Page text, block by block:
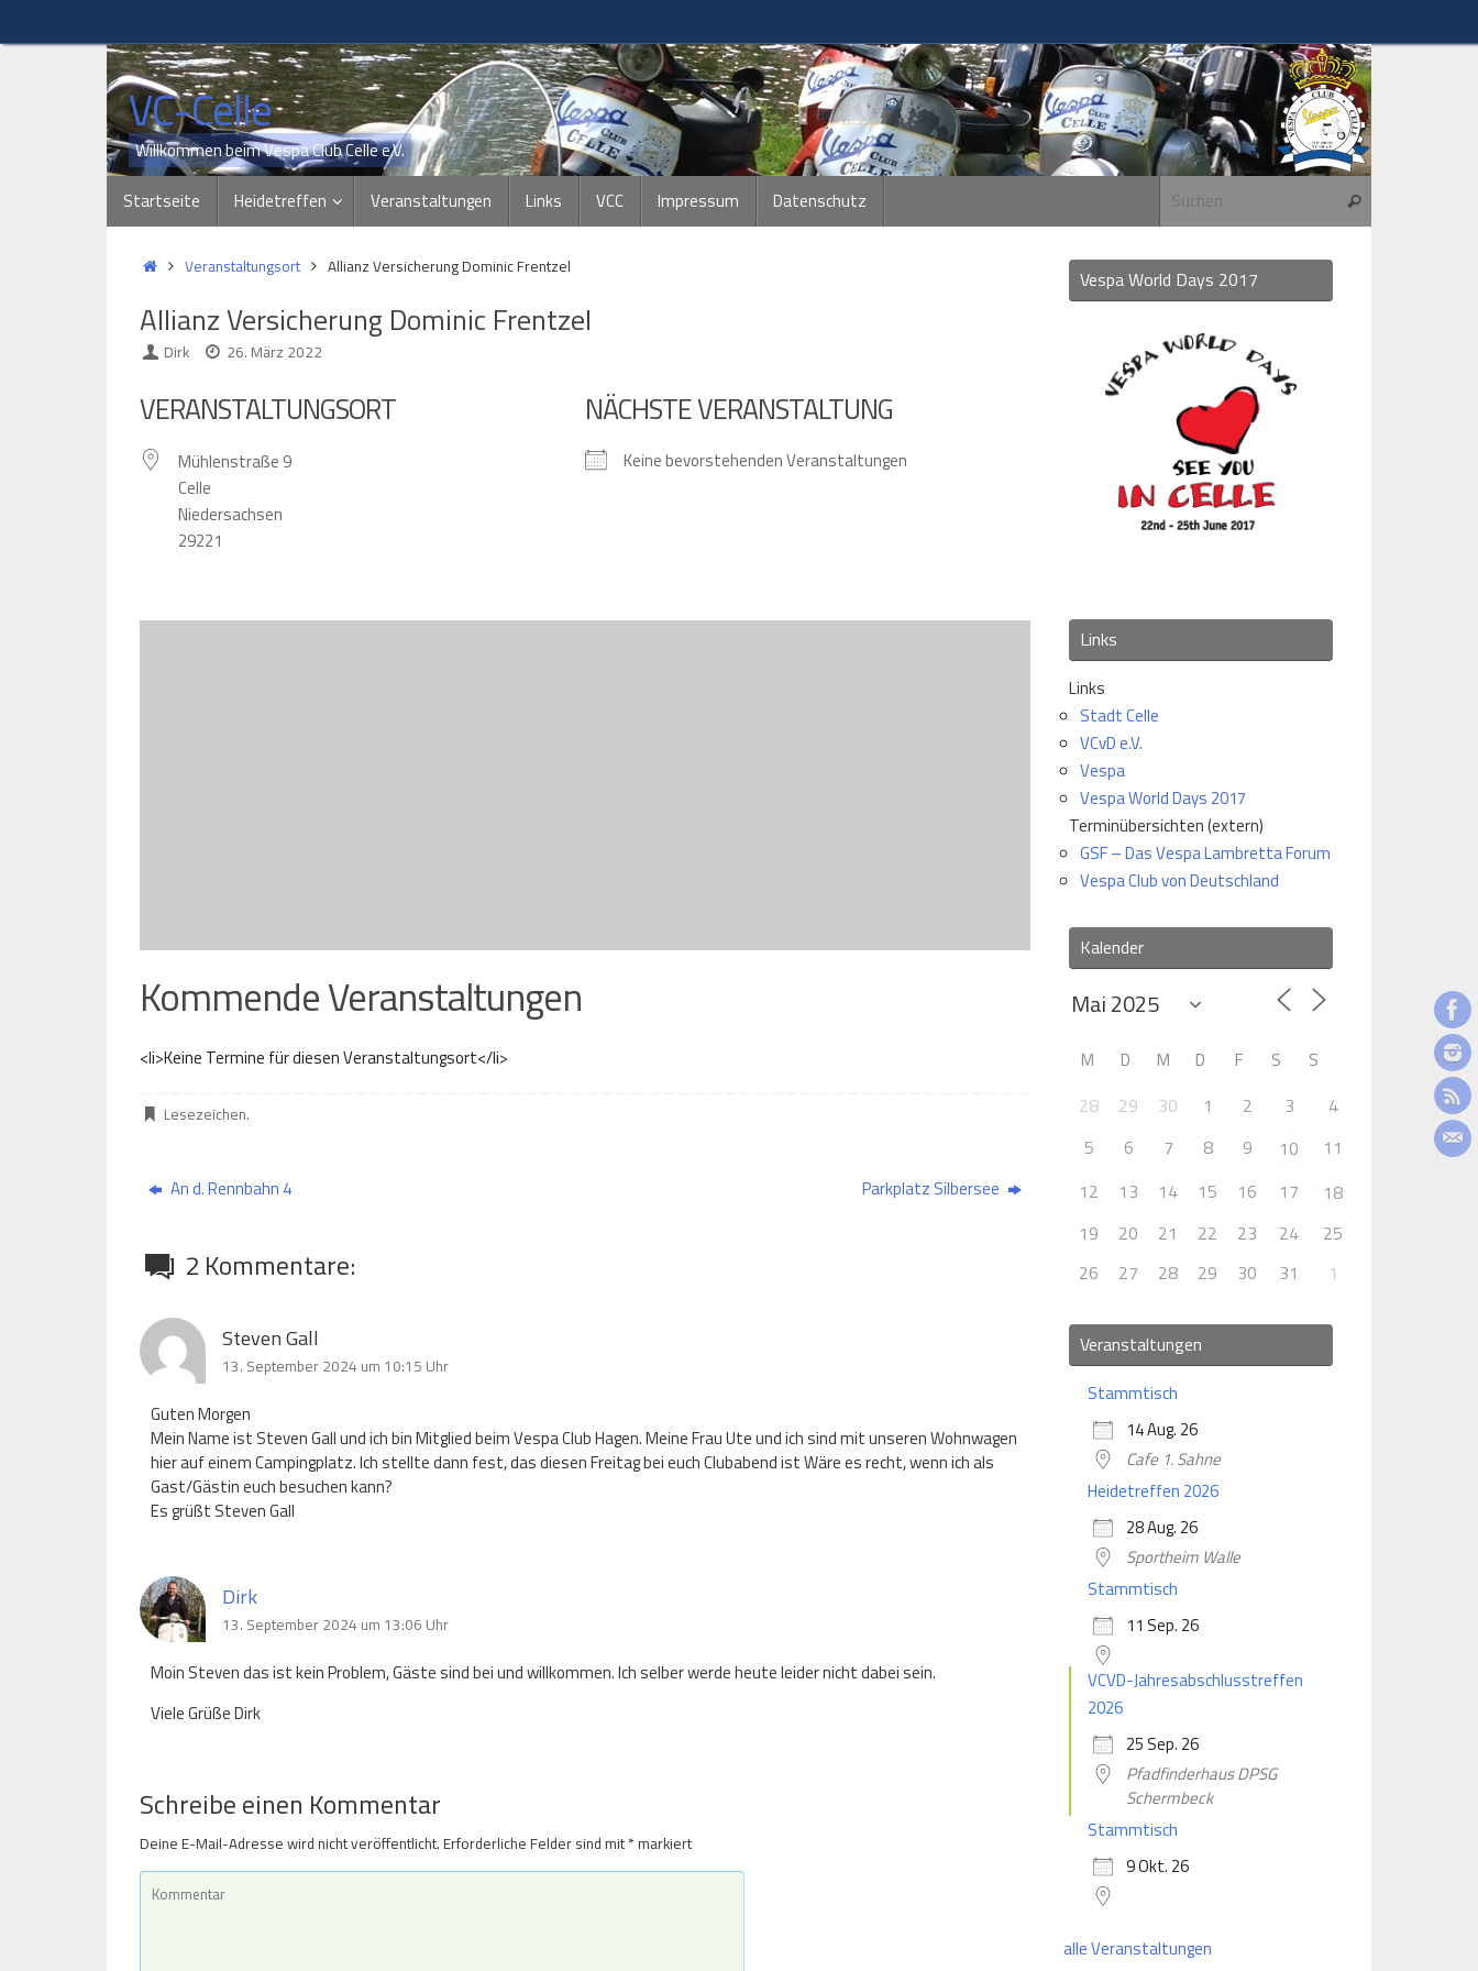
Inhalt
VC-Celle
Willkommen beim Vespa Club Celle e.V.
Inhalt
springen
Startseite Heidetreffen Veranstaltungen Links VCC Impressum Datenschutz Suchen
StartVeranstaltungsort Allianz Versicherung Dominic Frentzel
Allianz Versicherung Dominic Frentzel
Dirk 26. März 2022
VERANSTALTUNGSORT
Mühlenstraße 9
Celle
Niedersachsen
29221
NÄCHSTE VERANSTALTUNG
Keine bevorstehenden Veranstaltungen
Kommende Veranstaltungen
<li>Keine Termine für diesen Veranstaltungsort</li>
Lesezeichen.
An d. Rennbahn 4 Parkplatz Silbersee
2 Kommentare:
Steven Gall
13. September 2024 um 10:15 Uhr
Guten Morgen
Mein Name ist Steven Gall und ich bin Mitglied beim Vespa Club Hagen. Meine Frau Ute und ich sind mit unseren Wohnwagen
hier auf einem Campingplatz. Ich stellte dann fest, das diesen Freitag bei euch Clubabend ist Wäre es recht, wenn ich als
Gast/Gästin euch besuchen kann?
Es grüßt Steven Gall
Dirk
13. September 2024 um 13:06 Uhr
Moin Steven das ist kein Problem, Gäste sind bei und willkommen. Ich selber werde heute leider nicht dabei sein.
Viele Grüße Dirk
Schreibe einen Kommentar
Deine E-Mail-Adresse wird nicht veröffentlicht. Erforderliche Felder sind mit* markiert
Vespa World Days 2017
Links
Links
Stadt Celle
VCvD e.V.
Vespa
Vespa World Days 2017
Terminübersichten (extern)
GSF – Das Vespa Lambretta Forum
Vespa Club von Deutschland
Kalender
M D M D F S S
28 29 30 1 2 3
4
5
6 7 8 9 10
11
12
13 14 15 16 17
18
19
20 21 22 23 24
25
26
27 28 29 30 31 1
Veranstaltungen
Stammtisch
14 Aug. 26
Cafe 1. Sahne
Heidetreffen 2026
28 Aug. 26
Sportheim Walle
Stammtisch
11 Sep. 26
VCVD-Jahresabschlusstreffen
2026
25 Sep. 26
Pfadfinderhaus DPSG
Schermbeck
Stammtisch
9 Okt. 26
alle Veranstaltungen